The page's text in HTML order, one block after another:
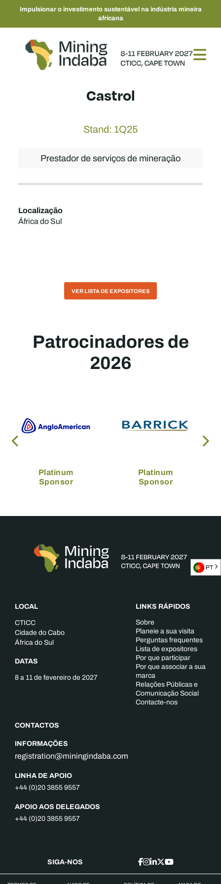
Impulsionar o investimento sustentável na indústria mineira
africana
Castrol
Stand: 1Q25
Prestador de serviços de mineração
Localização
África do Sul
VER LISTA DE EXPOSITORES
Patrocinadores de
2026
Platinum
Sponsor
Platinum
Sponsor
LOCAL
CTICC
Cidade do Cabo
África do Sul
DATAS
8 a 11 de fevereiro de 2027
CONTACTOS
INFORMAÇÕES
registration@miningindaba.com
LINHA DE APOIO
+44 (0)20 3855 9557
APOIO AOS DELEGADOS
+44 (0)20 3855 9557
LINKS RÁPIDOS
Sobre
Planeie a sua visita
Perguntas frequentes
Lista de expositores
Por que participar
Por que associar a sua
marca
Relações Públicas e
Comunicação Social
Contacte-nos
SIGA-NOS
PT